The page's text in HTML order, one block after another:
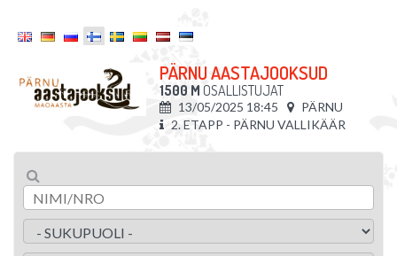
PÄRNU AASTAJOOKSUD
1500 M OSALLISTUJAT
13/05/2025 18:45
PÄRNU
2. ETAPP - PÄRNU VALLIKÄÄR